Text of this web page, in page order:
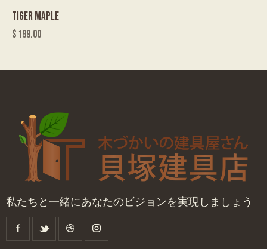
TIGER MAPLE
$ 199.00
私たちと一緒にあなたのビジョンを実現しましょう